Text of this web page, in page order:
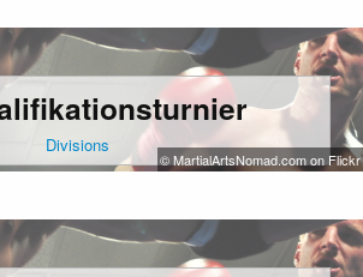
Divisions
© MartialArtsNomad.com on Flickr